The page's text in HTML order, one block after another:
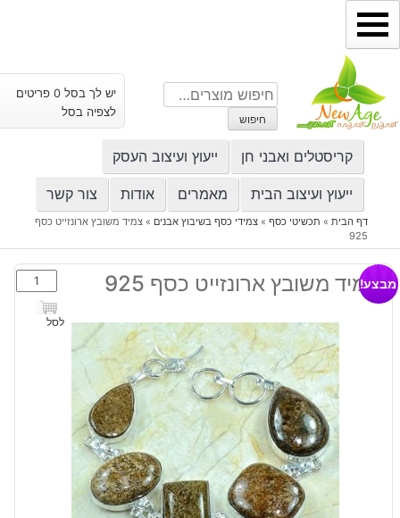
דילוג
לתוכן
חיפוש
עבור:
חיפוש
יש לך בסל 0 פריטים
לצפיה בסל
קריסטלים ואבני חן ייעוץ ועיצוב העסק
ייעוץ ועיצוב הבית מאמרים אודות צור קשר
דף הבית» תכשיטי כסף» צמידי כסף בשיבוץ אבנים » צמיד משובץ ארונזייט כסף
925
צמיד משובץ ארונזייט כסף 925
כמות
של
צמיד
לסל
מבצע!